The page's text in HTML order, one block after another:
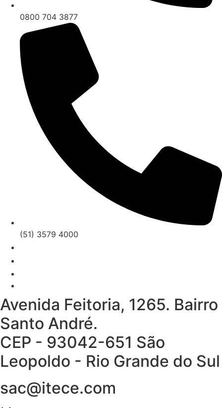
0800 704 3877
(51) 3579 4000
Avenida Feitoria, 1265. Bairro
Santo André.
CEP - 93042-651 São
Leopoldo - Rio Grande do Sul
sac@itece.com